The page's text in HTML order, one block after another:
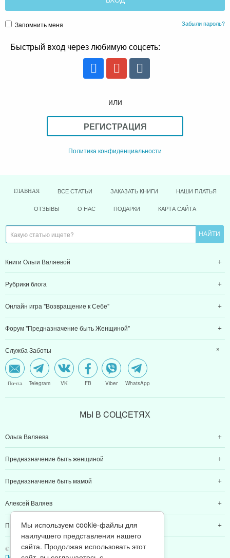
Запомнить меня Забыли пароль?
Быстрый вход через любимую соцсеть:
или
РЕГИСТРАЦИЯ
Политика конфиденциальности
ГЛАВНАЯ ВСЕ СТАТЬИ ЗАКАЗАТЬ КНИГИ НАШИ ПЛАТЬЯ
ОТЗЫВЫ О НАС ПОДАРКИ КАРТА САЙТА
Книги Ольги Валяевой
Рубрики блога
Онлайн игра "Возвращение к Себе"
Форум "Предназначение быть Женщиной"
Служба Заботы
Почта Telegram VK FB Viber WhatsApp
МЫ В CОЦCЕТЯХ
Ольга Валяева
Предназначение быть женщиной
Предназначение быть мамой
Алексей Валяев
Предназначение быть папой
© 2011-2026 Предназначение быть Женщиной
Мы используем cookie-файлы для
наилучшего представления нашего
сайта. Продолжая использовать этот